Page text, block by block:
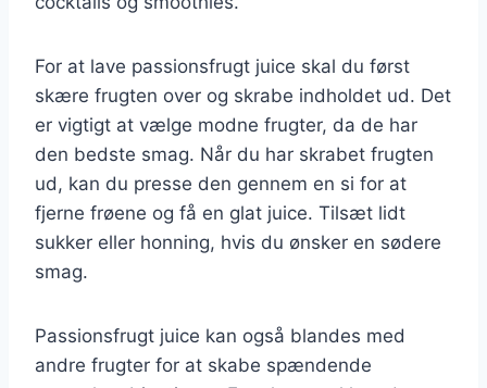
For at lave passionsfrugt juice skal du først
skære frugten over og skrabe indholdet ud. Det
er vigtigt at vælge modne frugter, da de har
den bedste smag. Når du har skrabet frugten
ud, kan du presse den gennem en si for at
fjerne frøene og få en glat juice. Tilsæt lidt
sukker eller honning, hvis du ønsker en sødere
smag.
Passionsfrugt juice kan også blandes med
andre frugter for at skabe spændende